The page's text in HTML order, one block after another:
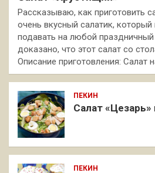
Рассказываю, как приготовить
очень вкусный салатик,
подавать на любой
доказано, что этот салат со
Описание приготовления: Салат
ПЕКИН
Салат «Цезарь»
ПЕКИН